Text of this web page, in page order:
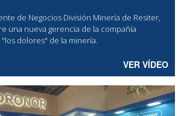
de Negocios División Minería de Resiter,
una nueva gerencia de la compañía
dolores" de la minería.
VER VÍDEO